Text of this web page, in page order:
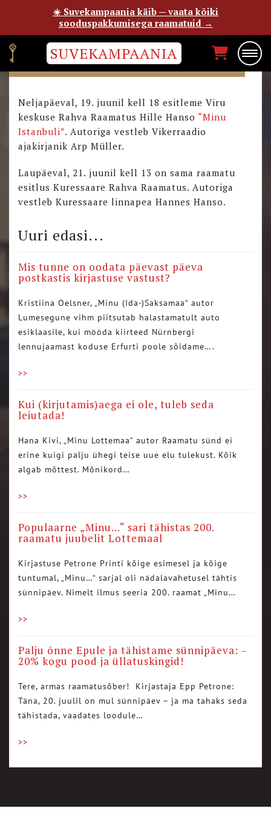
SUVEKAMPAANIA
“MINU ISTANBULI” ESITLUSED
Neljapäeval, 19. juunil kell 18 esitleme Viru
keskuse Rahva Raamatus Hille Hanso “Minu
Istanbuli”. Autoriga vestleb Vikerraadio
ajakirjanik Arp Müller.
Laupäeval, 21. juunil kell 13 on sama raamatu
esitlus Kuressaare Rahva Raamatus. Autoriga
vestleb Kuressaare linnapea Hannes Hanso.
Uuri edasi...
Mis tunne on oodata päevast päeva
postkastis kirjastuse vastust?
Kristiina Oelsner, „Minu (Ida-)Saksamaa“ autor
Lumesegune vihm piitsutab halastamatult auto
esiklaasile, kui mööda kiirteed Nürnbergi
lennujaamast koduse Erfurti poole sõidame….
>>
Kui (kirjutamis)aega ei ole, tuleb seda
leiutada!
Hana Kivi, „Minu Lottemaa“ autor Raamatu sünd ei
erine kuigi palju ühegi teise uue elu tulekust. Kõik
algab mõttest. Mõnikord…
>>
Populaarne „Minu…“ sari tähistas 200.
raamatu juubelit Lottemaal
Kirjastuse Petrone Printi kõige esimesel ja kõige
tuntumal, „Minu…“ sarjal oli nädalavahetusel tähtis
sünnipäev. Nimelt ilmus seeria 200. raamat „Minu…
>>
Palju õnne Epule ja tähistame sünnipäeva: –
20% kogu pood ja üllatuskingid!
Tere, armas raamatusõber! Kirjastaja Epp Petrone:
Täna, 20. juulil on mul sünnipäev – ja ma tahaks seda
tähistada, vaadates loodule…
>>
☀️ Suvekampaania käib — vaata kõiki
sooduspakkumisega raamatuid →